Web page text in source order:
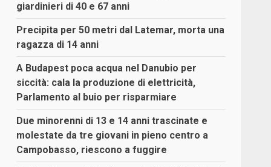
giardinieri di 40 e 67 anni
Precipita per 50 metri dal Latemar, morta una
ragazza di 14 anni
A Budapest poca acqua nel Danubio per
siccità: cala la produzione di elettricità,
Parlamento al buio per risparmiare
Due minorenni di 13 e 14 anni trascinate e
molestate da tre giovani in pieno centro a
Campobasso, riescono a fuggire